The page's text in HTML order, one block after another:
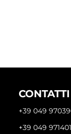
CONTATTI
+39 049
+39 049